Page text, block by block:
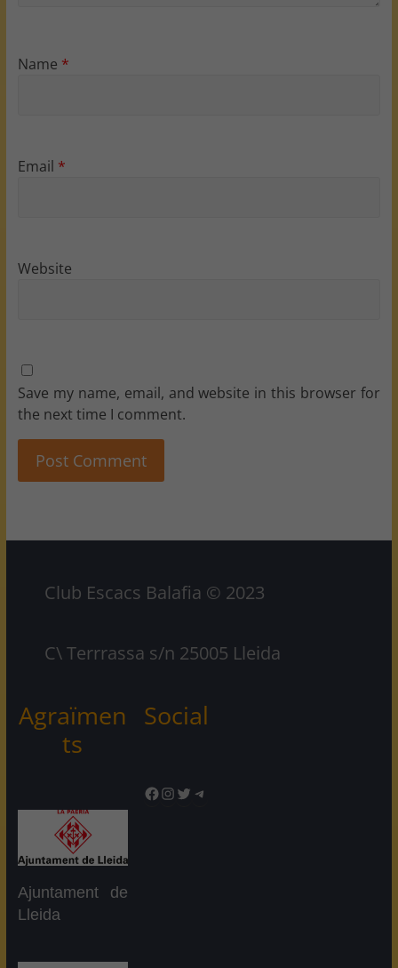
Name *
Email *
Website
Save my name, email, and website in this browser for
the next time I comment.
Club Escacs Balafia © 2023
C\ Terrrassa s/n 25005 Lleida
Agraïmen
ts
Ajuntament de
Lleida
Social
Facebook
Instagram
TwitterTelegram